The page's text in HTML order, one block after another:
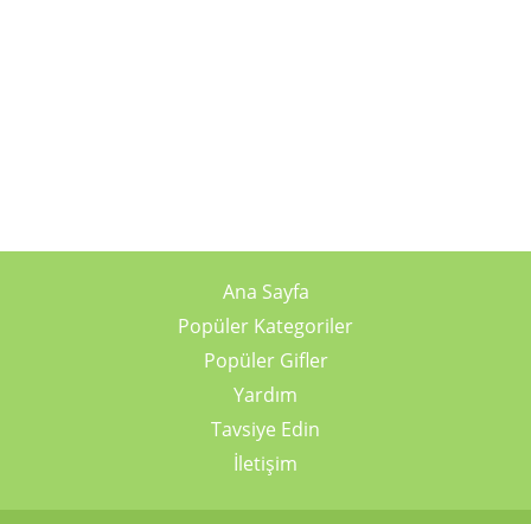
Ana Sayfa
Popüler Kategoriler
Popüler Gifler
Yardım
Tavsiye Edin
İletişim